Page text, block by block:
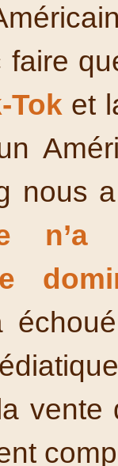
faire
Tok et
nous
vente